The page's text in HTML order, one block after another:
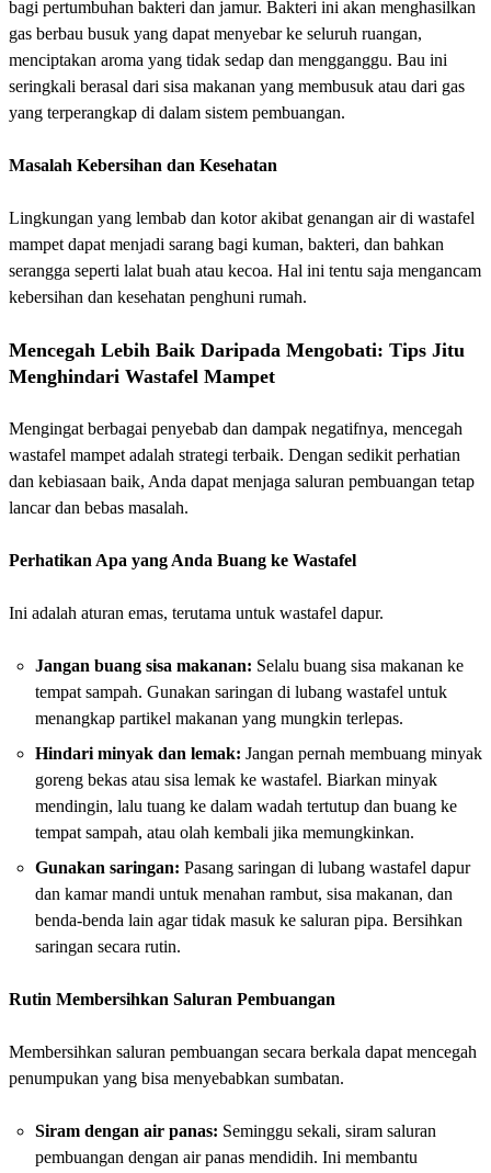
bagi pertumbuhan bakteri dan jamur. Bakteri ini akan menghasilkan
gas berbau busuk yang dapat menyebar ke seluruh ruangan,
menciptakan aroma yang tidak sedap dan mengganggu. Bau ini
seringkali berasal dari sisa makanan yang membusuk atau dari gas
yang terperangkap di dalam sistem pembuangan.
Masalah Kebersihan dan Kesehatan
Lingkungan yang lembab dan kotor akibat genangan air di wastafel
mampet dapat menjadi sarang bagi kuman, bakteri, dan bahkan
serangga seperti lalat buah atau kecoa. Hal ini tentu saja mengancam
kebersihan dan kesehatan penghuni rumah.
Mencegah Lebih Baik Daripada Mengobati: Tips Jitu
Menghindari Wastafel Mampet
Mengingat berbagai penyebab dan dampak negatifnya, mencegah
wastafel mampet adalah strategi terbaik. Dengan sedikit perhatian
dan kebiasaan baik, Anda dapat menjaga saluran pembuangan tetap
lancar dan bebas masalah.
Perhatikan Apa yang Anda Buang ke Wastafel
Ini adalah aturan emas, terutama untuk wastafel dapur.
Jangan buang sisa makanan: Selalu buang sisa makanan ke
tempat sampah. Gunakan saringan di lubang wastafel untuk
menangkap partikel makanan yang mungkin terlepas.
Hindari minyak dan lemak: Jangan pernah membuang minyak
goreng bekas atau sisa lemak ke wastafel. Biarkan minyak
mendingin, lalu tuang ke dalam wadah tertutup dan buang ke
tempat sampah, atau olah kembali jika memungkinkan.
Gunakan saringan: Pasang saringan di lubang wastafel dapur
dan kamar mandi untuk menahan rambut, sisa makanan, dan
benda-benda lain agar tidak masuk ke saluran pipa. Bersihkan
saringan secara rutin.
Rutin Membersihkan Saluran Pembuangan
Membersihkan saluran pembuangan secara berkala dapat mencegah
penumpukan yang bisa menyebabkan sumbatan.
Siram dengan air panas: Seminggu sekali, siram saluran
pembuangan dengan air panas mendidih. Ini membantu